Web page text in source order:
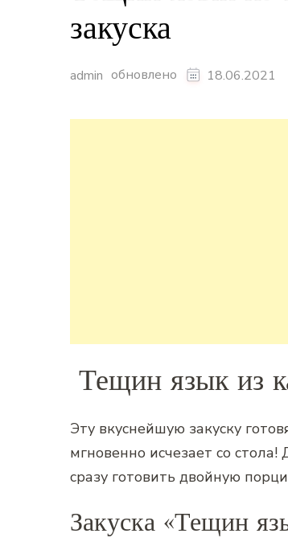
закуска
admin обновлено 18.06.2021
Тещин язык из
Эту вкуснейшую закуску
мгновенно исчезает со
сразу готовить двойную
Закуска «Тещин